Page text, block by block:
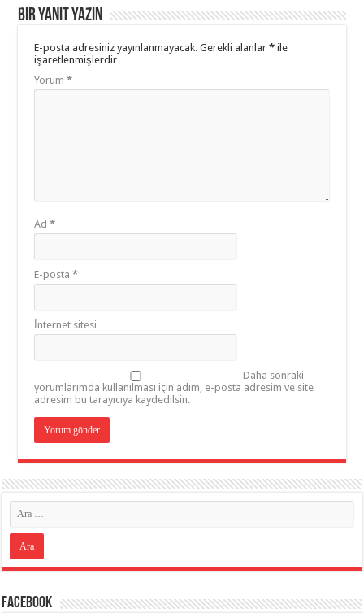
Bir yanıt yazın
E-posta adresiniz yayınlanmayacak. Gerekli alanlar* ile
işaretlenmişlerdir
Yorum*
Ad*
E-posta*
İnternet sitesi
Daha sonraki
yorumlarımda kullanılması için adım, e-posta adresim ve site
adresim bu tarayıcıya kaydedilsin.
Facebook